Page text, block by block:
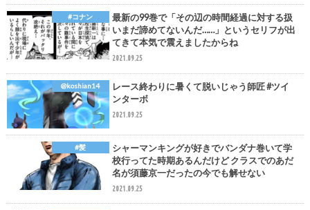
#コナン
最新の99巻で「その辺の時間経過に対する扱
いまだ諦めてないんだ……」というセリフが出
てきて本気で震えましたからね
2021.09.25
@koshian14
レース終わりに暑くて脱いじゃう師匠 #ツイ
ンターボ
2021.09.25
#髪
シャーマンキングが好きでバンダナ巻いて学
校行ってた時期あるんだけど クラスでのあだ
名が須藤京一だったの今でも解せない
2021.09.25